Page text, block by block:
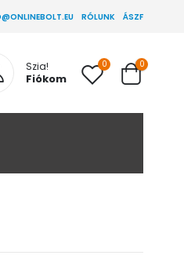
RÓLUNK ÁSZF
Szia!
Fiókom
0 0